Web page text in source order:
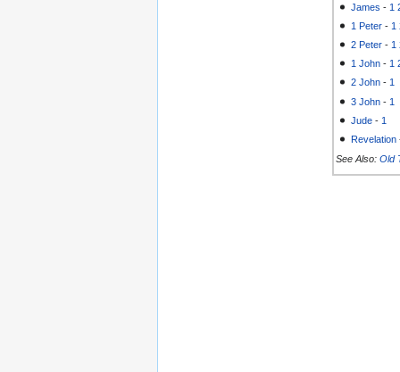
James - 1
1 Peter - 1
2 Peter - 1
1 John - 1
2 John -1
3 John - 1
Jude - 1
Revelation
See Also: Old